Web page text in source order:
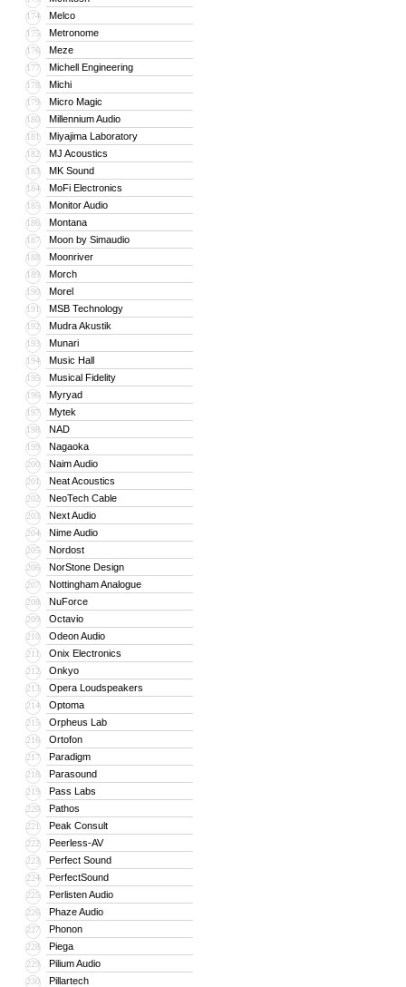
174 Melco
175 Metronome
176 Meze
177 Michell Engineering
178 Michi
179 Micro Magic
180 Millennium Audio
181 Miyajima Laboratory
182 MJ Acoustics
183 MK Sound
184 MoFi Electronics
185 Monitor Audio
186 Montana
187 Moon by Simaudio
188 Moonriver
189 Morch
190 Morel
191 MSB Technology
192 Mudra Akustik
193 Munari
194 Music Hall
195 Musical Fidelity
196 Myryad
197 Mytek
198 NAD
199 Nagaoka
200 Naim Audio
201 Neat Acoustics
202 NeoTech Cable
203 Next Audio
204 Nime Audio
205 Nordost
206 NorStone Design
207 Nottingham Analogue
208 NuForce
209 Octavio
210 Odeon Audio
211 Onix Electronics
212 Onkyo
213 Opera Loudspeakers
214 Optoma
215 Orpheus Lab
216 Ortofon
217 Paradigm
218 Parasound
219 Pass Labs
220 Pathos
221 Peak Consult
222 Peerless-AV
223 Perfect Sound
224 PerfectSound
225 Perlisten Audio
226 Phaze Audio
227 Phonon
228 Piega
229 Pilium Audio
230 Pillartech